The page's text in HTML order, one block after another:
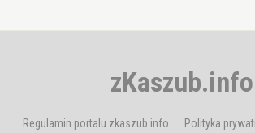
zKaszub.info
Regulamin portalu zkaszub.info Polityka